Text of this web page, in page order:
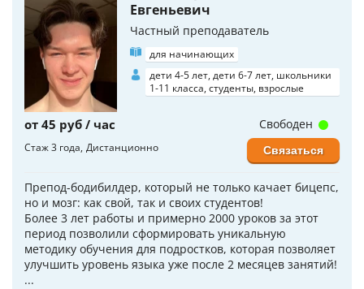
Евгеньевич
Частный преподаватель
для начинающих
дети 4-5 лет, дети 6-7 лет, школьники
1-11 класса, студенты, взрослые
от 45 руб / час
Стаж 3 года Дистанционно
Препод-бодибилдер, который не только качает бицепс,
но и мозг: как свой, так и своих студентов!
Более 3 лет работы и примерно 2000 уроков за этот
период позволили сформировать уникальную
методику обучения для подростков, которая позволяет
улучшить уровень языка уже после 2 месяцев занятий!
...
Свободен
Связаться